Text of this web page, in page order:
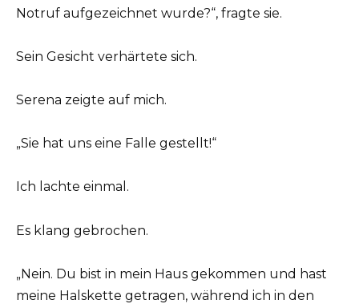
Notruf aufgezeichnet wurde?“, fragte sie.
Sein Gesicht verhärtete sich.
Serena zeigte auf mich.
„Sie hat uns eine Falle gestellt!“
Ich lachte einmal.
Es klang gebrochen.
„Nein. Du bist in mein Haus gekommen und hast
meine Halskette getragen, während ich in den